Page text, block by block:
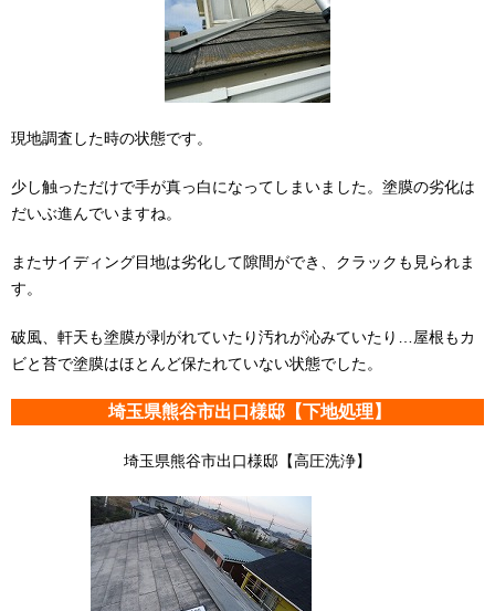
現地調査した時の状態です。
少し触っただけで手が真っ白になってしまいました。塗膜の劣化は
だいぶ進んでいますね。
またサイディング目地は劣化して隙間ができ、クラックも見られま
す。
破風、軒天も塗膜が剥がれていたり汚れが沁みていたり…屋根もカ
ビと苔で塗膜はほとんど保たれていない状態でした。
埼玉県熊谷市出口様邸【下地処理】
埼玉県熊谷市出口様邸【高圧洗浄】